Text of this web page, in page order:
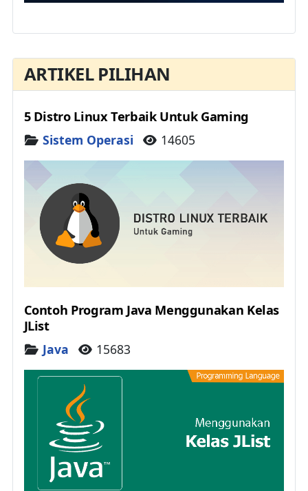
ARTIKEL PILIHAN
5 Distro Linux Terbaik Untuk Gaming
Details
Sistem Operasi 14605
Contoh Program Java Menggunakan Kelas
JList
Details
Java 15683